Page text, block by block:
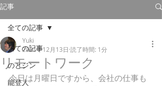
記事
全ての記事
のとジン
能登人
全ての記事
リモートワーク
Yuki
2021年12月13日 読了時間: 1分
今日は月曜日ですから、会社の仕事も